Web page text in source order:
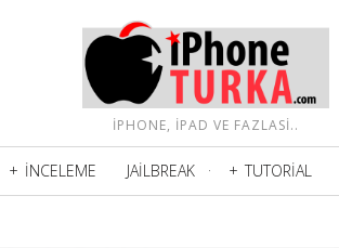
IPHONE, IPAD VE FAZLASI..
İNCELEME JAILBREAK TUTORIAL